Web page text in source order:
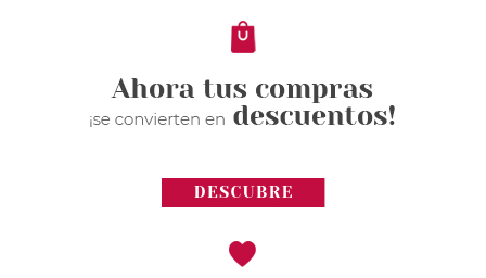
2.75€